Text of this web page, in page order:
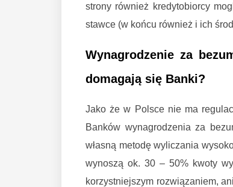
strony również kredytobiorcy
stawce (w końcu również i ich
Wynagrodzenie za
domagają się Banki?
Jako że w Polsce nie ma
Banków wynagrodzenia za
własną metodę wyliczania
wynoszą ok. 30 – 50% kwoty
korzystniejszym rozwiązaniem,